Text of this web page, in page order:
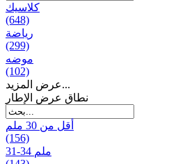
كلاسيك
(648)
رياضة
(299)
موضه
(102)
عرض المزيد...
نطاق عرض الإطار
أقل من 30 ملم
(156)
31-34 ملم